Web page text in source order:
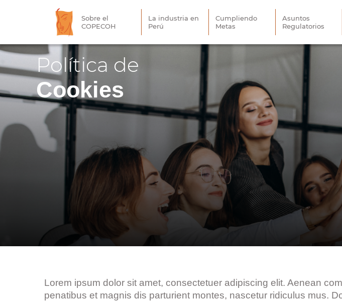
Sobre el
COPECOH
La industria en
Perú
Cumpliendo
Metas
Asuntos
Regulatorios
Política de
Cookies
Lorem ipsum dolor sit amet, consectetuer adipiscing elit. Aenean
penatibus et magnis dis parturient montes, nascetur ridiculus mus.